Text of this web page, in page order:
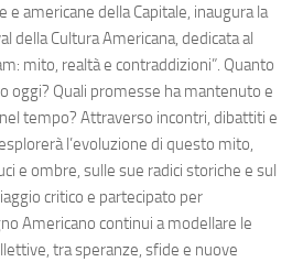
e americane della Capitale, inaugura la
della Cultura Americana, dedicata al
mito, realtà e contraddizioni”. Quanto
oggi? Quali promesse ha mantenuto e
tempo? Attraverso incontri, dibattiti e
l’evoluzione di questo mito,
e ombre, sulle sue radici storiche e sul
critico e partecipato per
Americano continui a modellare le
tra speranze, sfide e nuove